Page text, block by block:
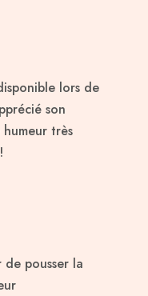
lors de
son
très
de pousser la